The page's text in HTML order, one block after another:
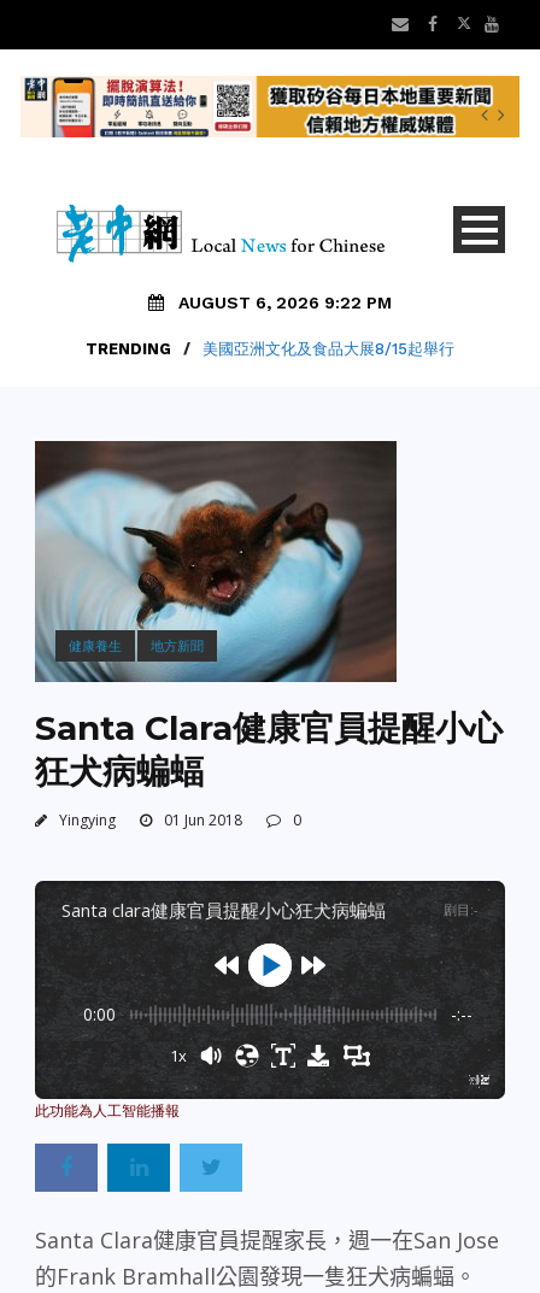
AUGUST 6, 2026 9:22 PM
TRENDING / 美國亞洲文化及食品大展8/15起舉行
健康養生 地方新聞
Santa Clara健康官員提醒小心
狂犬病蝙蝠
Yingying 01 Jun 2018 0
santa clara健康官員提醒小心狂犬病蝙蝠 剧目 :-
0:00 -:--
1x
GSpeech
Santa Clara健康官員提醒家長，週一在San Jose
的Frank Bramhall公園發現一隻狂犬病蝙蝠。